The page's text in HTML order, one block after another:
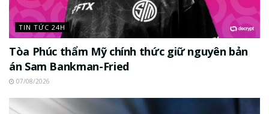
TIN TỨC 24H
Tòa Phúc thẩm Mỹ chính thức giữ nguyên bản
án Sam Bankman-Fried
07/08/2026